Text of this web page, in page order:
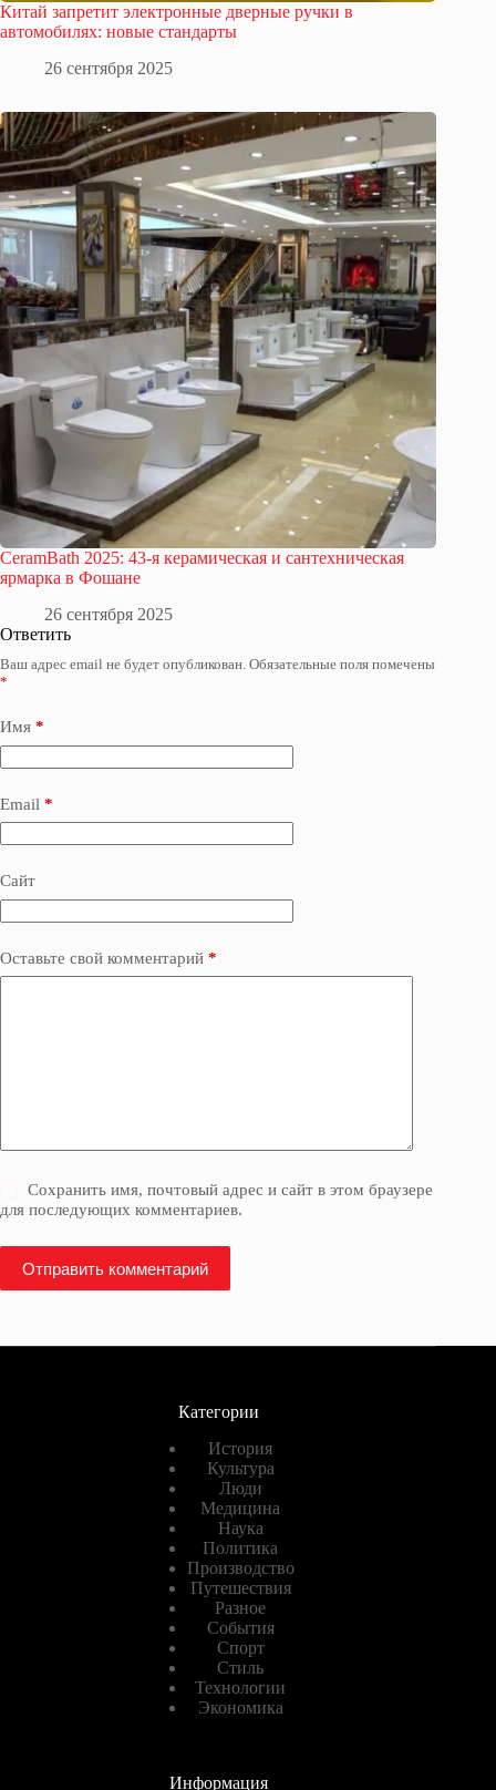
Китай запретит электронные дверные ручки в
автомобилях: новые стандарты
26 сентября 2025
CeramBath 2025: 43-я керамическая и сантехническая
ярмарка в Фошане
26 сентября 2025
Ответить
Ваш адрес email не будет опубликован. Обязательные поля помечены
*
Имя *
Email *
Сайт
Оставьте свой комментарий *
Сохранить имя, почтовый адрес и сайт в этом браузере
для последующих комментариев.
Отправить комментарий
Категории
История
Культура
Люди
Медицина
Наука
Политика
Производство
Путешествия
Разное
События
Спорт
Стиль
Технологии
Экономика
Информация